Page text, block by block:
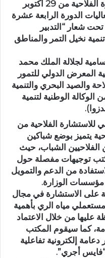
يشارك المكتب الوطني للاستشارة الفلاحية من 29 أكتوبر
في فعاليات الدورة الرابعة عشرة
شعار “التدبير
نخيل التمر والمناطق
لجلالة الملك محمد
المعرض الدولي للتمور
والصيد البحري والتنمية
الوكالة الوطنية لتنمية
للاستشارة الفلاحية من
ﻳﺘﻤﻴﺰ ﺑﻮﺿﻊ ﺷﺒﺎﻛﻴﻦ
ﺍﻟﺸﺒﺎﺏ، ﺣﻴﺚ
ﺗﻮﺟﻴﻬﺎﺕ ﻣﻔﺼﻠﺔ ﺣﻮﻝ
ﻣﻦ ﺍﻟﺪﻋﻢ ﻭﺍﻟﺘﻤﻮﻳﻞ
ﻣﺆﺳﺴﺎﺕ ﺍﻟﻮﺯﺍﺭﺓ.
ﻋﻠﻰ ﺍﻻﺳﺘﺸﺎﺭﺓ ﻓﻲ ﻣﺠﺎﻝ
ﻣﻴﺎﻩ ﺍﻟﺮﻱ ﺑﺄﻫﻤﻴﺔ
ﻋﻠﻴﻬﺎ ﻣﻦ ﺧﻼﻝ ﺍﻻﻋﺘﻤﺎﺩ
كما سيقوم المكتب
إلكترونية تفاعلية
أجري”.